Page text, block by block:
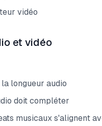
vidéo
et vidéo
longueur audio
doit compléter
musicaux s'alignent